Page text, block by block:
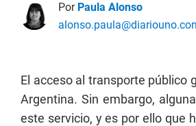
Por Paula Alonso
El acceso al transporte público
Argentina. Sin embargo,
este servicio, y es por ello que